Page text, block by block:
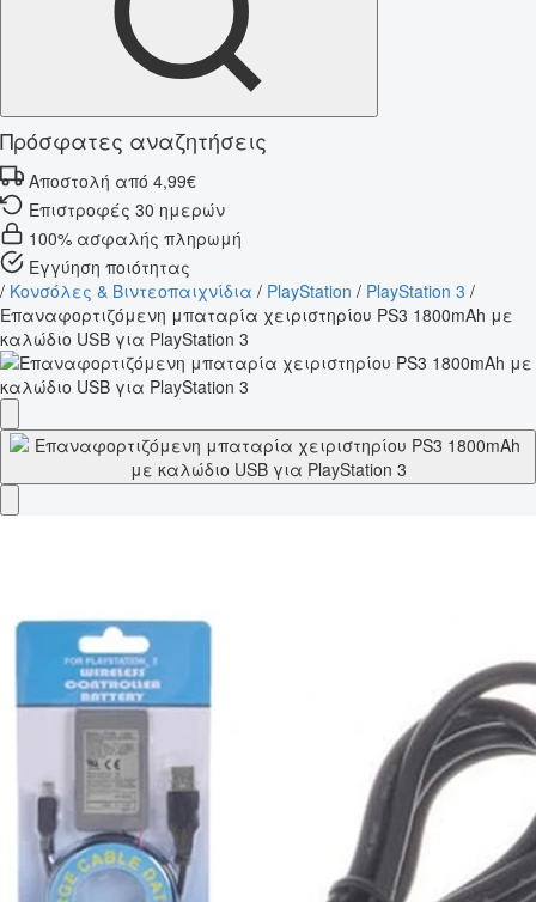
Πρόσφατες αναζητήσεις
Αποστολή από 4,99€
Επιστροφές 30 ημερών
100% ασφαλής πληρωμή
Εγγύηση ποιότητας
/ Κονσόλες & Βιντεοπαιχνίδια / PlayStation / PlayStation 3 /
Επαναφορτιζόμενη μπαταρία χειριστηρίου PS3 1800mAh με
καλώδιο USB για PlayStation 3